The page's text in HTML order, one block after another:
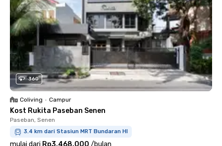
360
Coliving • Campur
Kost Rukita Paseban Senen
Paseban, Senen
3.4 km dari Stasiun MRT Bundaran HI
mulai dari Rp3.468.000 /bulan